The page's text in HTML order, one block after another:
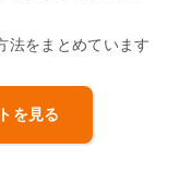
法をまとめています
を見る